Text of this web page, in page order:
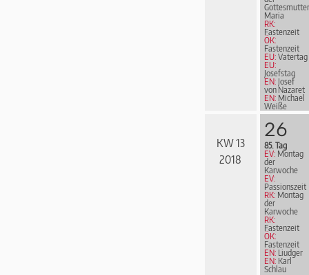
Gottesmutter
Maria
RK:
Fastenzeit
ÖK:
Fastenzeit
EU: Vatertag
EU:
Josefstag
EN: Josef
von Nazaret
EN: Michael
Weiße
KW 13
2018
26
85. Tag
EV: Montag
der
Karwoche
EV:
Passionszeit
RK: Montag
der
Karwoche
RK:
Fastenzeit
ÖK:
Fastenzeit
EN: Liudger
EN: Karl
Schlau